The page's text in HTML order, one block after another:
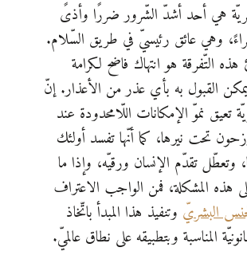
هي أحد أشدّ الشّرور ضررًا وأذىً
وهي عائق رئيسيّ في طريق السّلام.
التّفرقة هو انتهاك فاضح لكرامة
القبول به بأي عذر من الأعذار. إنّ
تعيق نموّ الإمكانات اللّامحدودة عند
تحت نيرها، كما أنّها تفسد أولئك
وتعطّل تقدّم الإنسان ورقيّه، وإذا ما
هذه المشكلة، فمن الواجب الاعتراف
البشريّ وتنفيذ هذا المبدأ باتّخاذ
المناسبة وبتطبيقه على نطاق عالميّ.